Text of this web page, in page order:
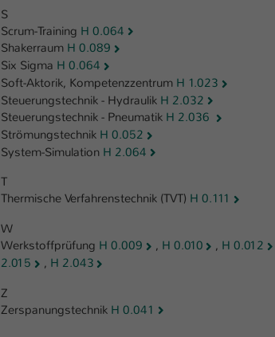
S
Scrum-Training H 0.064
Shakerraum H 0.089
Six Sigma H 0.064
Soft-Aktorik, Kompetenzzentrum H 1.023
Steuerungstechnik - Hydraulik H 2.032
Steuerungstechnik - Pneumatik H 2.036
Strömungstechnik H 0.052
System-Simulation H 2.064
T
Thermische Verfahrenstechnik (TVT) H 0.111
W
Werkstoffprüfung H 0.009 , H 0.010 , H 0.012
2.015
, H 2.043
Z
Zerspanungstechnik H 0.041